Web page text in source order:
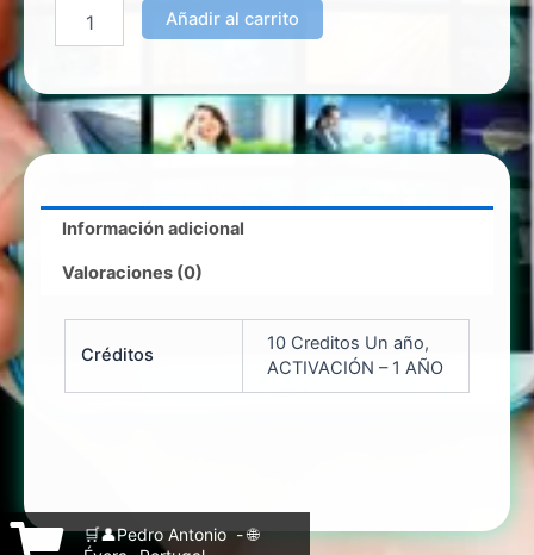
Añadir al carrito
Información adicional
Valoraciones (0)
Créditos
10 Creditos Un año,
ACTIVACIÓN – 1 AÑO
🛒👤Pedro Antonio - 🌐